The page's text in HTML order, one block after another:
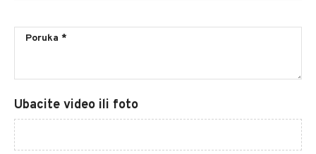
Ubacite video ili foto